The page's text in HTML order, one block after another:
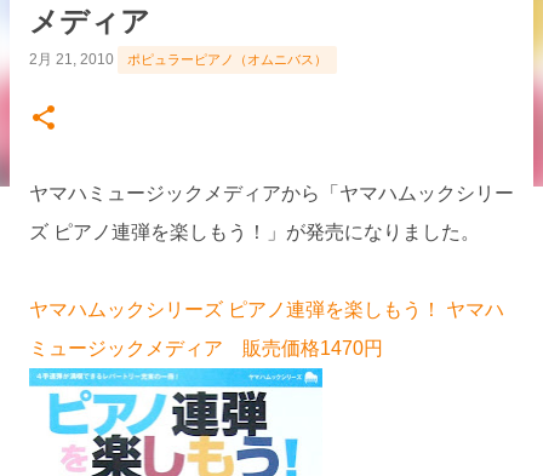
メディア
2月 21, 2010 ポピュラーピアノ（オムニバス）
ヤマハミュージックメディアから「ヤマハムックシリー
ズ ピアノ連弾を楽しもう！」が発売になりました。
ヤマハムックシリーズ ピアノ連弾を楽しもう！ ヤマハ
ミュージックメディア 販売価格1470円